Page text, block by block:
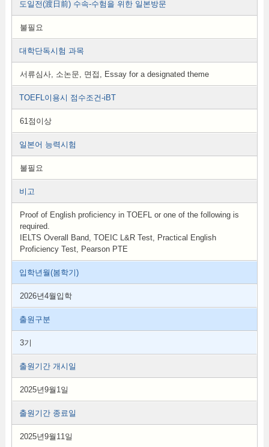
도일전(渡日前) 수속-수험을 위한 일본방문
불필요
대학단독시험 과목
서류심사, 소논문, 면접, Essay for a designated theme
TOEFL이용시 점수조건-iBT
61점이상
일본어 능력시험
불필요
비고
Proof of English proficiency in TOEFL or one of the following is
required.
IELTS Overall Band, TOEIC L&R Test, Practical English
Proficiency Test, Pearson PTE
입학년월(봄학기)
2026년4월입학
출원구분
3기
출원기간 개시일
2025년9월1일
출원기간 종료일
2025년9월11일